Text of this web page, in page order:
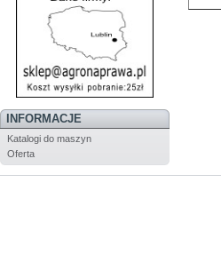
INFORMACJE
Katalogi do maszyn
Oferta